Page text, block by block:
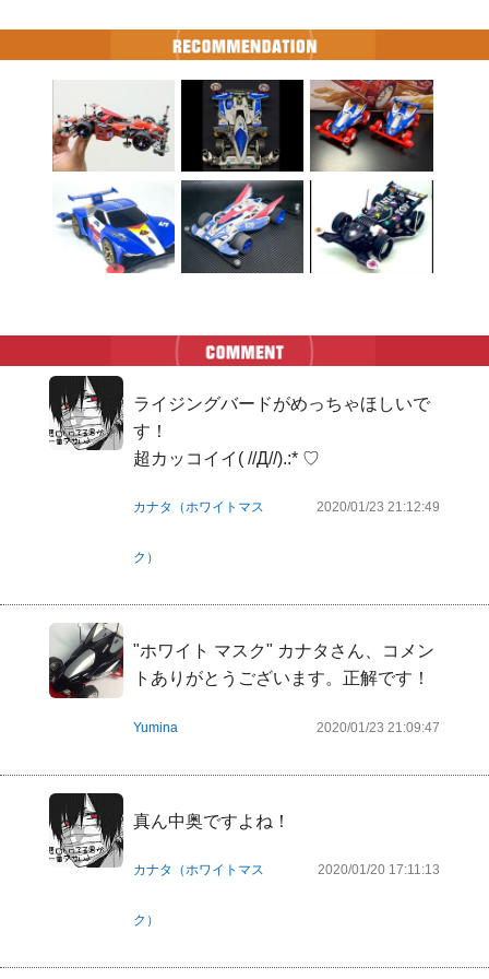
ライジングバードがめっちゃほしいで
す！
超カッコイイ( //Д//).:* ♡
カナタ（ホワイトマス
ク）
2020/01/23 21:12:49
"ホワイト マスク" カナタさん、コメン
トありがとうございます。正解です！
Yumina 2020/01/23 21:09:47
真ん中奥ですよね！
カナタ（ホワイトマス
ク）
2020/01/20 17:11:13